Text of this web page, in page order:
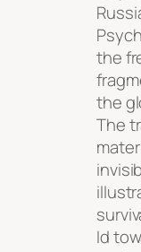
the
the
The
Id